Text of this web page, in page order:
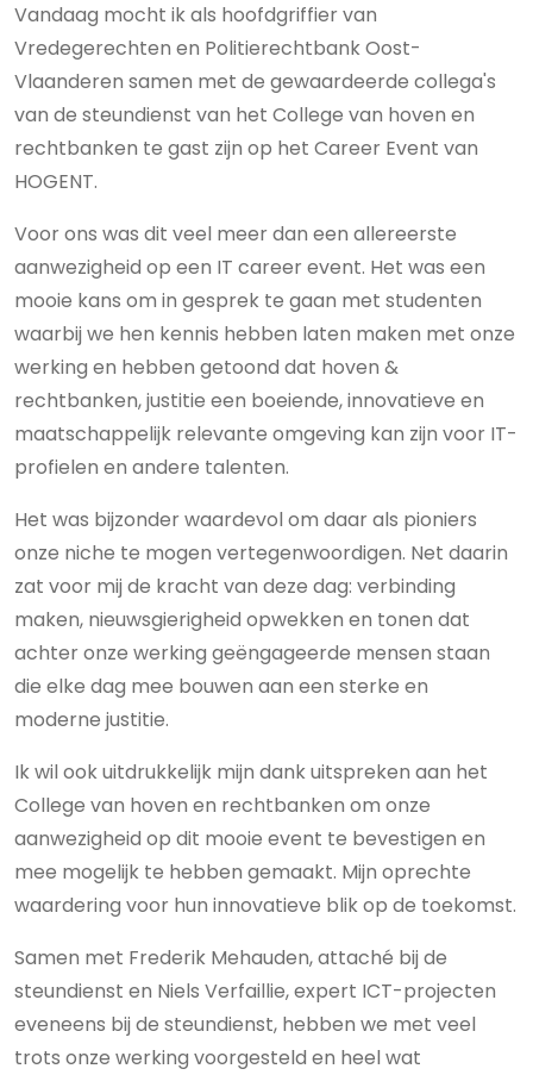
Vandaag mocht ik als hoofdgriffier van
Vredegerechten en Politierechtbank Oost-
Vlaanderen samen met de gewaardeerde collega's
van de steundienst van het College van hoven en
rechtbanken te gast zijn op het Career Event van
HOGENT.
Voor ons was dit veel meer dan een allereerste
aanwezigheid op een IT career event. Het was een
mooie kans om in gesprek te gaan met studenten
waarbij we hen kennis hebben laten maken met onze
werking en hebben getoond dat hoven &
rechtbanken, justitie een boeiende, innovatieve en
maatschappelijk relevante omgeving kan zijn voor IT-
profielen en andere talenten.
Het was bijzonder waardevol om daar als pioniers
onze niche te mogen vertegenwoordigen. Net daarin
zat voor mij de kracht van deze dag: verbinding
maken, nieuwsgierigheid opwekken en tonen dat
achter onze werking geëngageerde mensen staan
die elke dag mee bouwen aan een sterke en
moderne justitie.
Ik wil ook uitdrukkelijk mijn dank uitspreken aan het
College van hoven en rechtbanken om onze
aanwezigheid op dit mooie event te bevestigen en
mee mogelijk te hebben gemaakt. Mijn oprechte
waardering voor hun innovatieve blik op de toekomst.
Samen met Frederik Mehauden, attaché bij de
steundienst en Niels Verfaillie, expert ICT-projecten
eveneens bij de steundienst, hebben we met veel
trots onze werking voorgesteld en heel wat